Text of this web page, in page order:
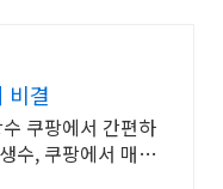
비결
쿠팡에서 간편하
수, 쿠팡에서 매일